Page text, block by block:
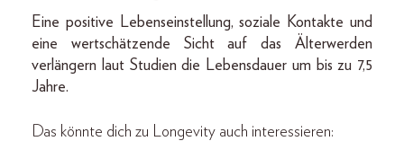
Eine positive Lebenseinstellung, soziale Kontakte und
eine wertschätzende Sicht auf das Älterwerden
verlängern laut Studien die Lebensdauer um bis zu 7,5
Jahre.
Das könnte dich zu Longevity auch interessieren: